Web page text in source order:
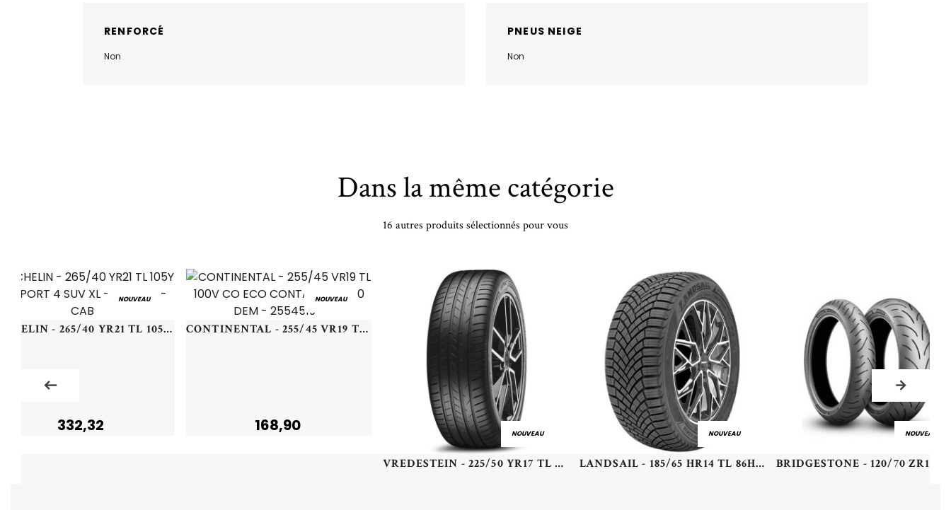
RENFORCÉ
Non
PNEUS NEIGE
Non
Dans la même catégorie
16 autres produits sélectionnés pour vous
NOUVEAU
MICHELIN - 265/40 YR21 TL 105Y MI SPORT 4 SUV XL - 2654021 - CAB
332,32
NOUVEAU
CONTINENTAL - 255/45 VR19 TL 100V CO ECO CONTACT 6 Q R0 DEM - 2554519 -
168,90 NOUVEAU
VREDESTEIN - 225/50 YR17 TL 94Y VR ULTRAC+ - 2255017 - CAB
NOUVEAU
LANDSAIL - 185/65 HR14 TL 86H LANDSAIL 4-SEASONS 3 - 1856514 - DCB
NOUVEAU